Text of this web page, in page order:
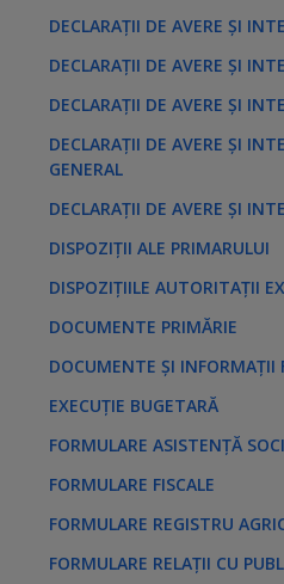
DECLARAȚII DE AVERE ȘI
DECLARAȚII DE AVERE ȘI
DECLARAȚII DE AVERE ȘI
DECLARAȚII DE AVERE ȘI
GENERAL
DECLARAȚII DE AVERE ȘI
DISPOZIȚII ALE PRIMARULUI
DISPOZIȚIILE AUTORITAȚII
DOCUMENTE PRIMĂRIE
DOCUMENTE ȘI INFORMAȚII
EXECUȚIE BUGETARĂ
FORMULARE ASISTENȚĂ
FORMULARE FISCALE
FORMULARE REGISTRU
FORMULARE RELAȚII CU